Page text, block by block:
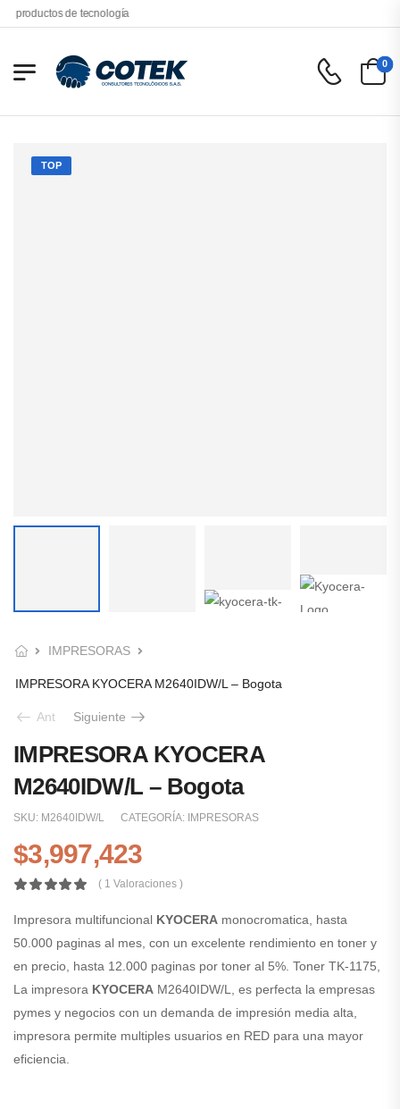
de tecnología
0
TOP
IMPRESORAS
IMPRESORA KYOCERA M2640IDW/L – Bogota
Ant Siguiente
IMPRESORA KYOCERA
M2640IDW/L – Bogota
SKU: M2640IDW/L CATEGORÍA: IMPRESORAS
$3,997,423
( 1 Valoraciones )
Impresora multifuncional KYOCERA monocromatica, hasta
50.000 paginas al mes, con un excelente rendimiento en toner y
en precio, hasta 12.000 paginas por toner al 5%. Toner TK-1175,
La impresora KYOCERA M2640IDW/L, es perfecta la empresas
pymes y negocios con un demanda de impresión media alta,
impresora permite multiples usuarios en RED para una mayor
eficiencia.